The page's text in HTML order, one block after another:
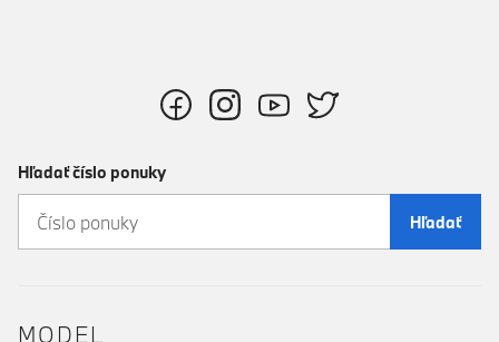
Hľadať číslo ponuky
Hľadať
MODEL